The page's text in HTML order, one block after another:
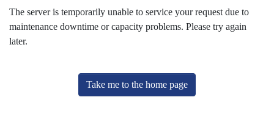
The server is temporarily unable to service your request due to
maintenance downtime or capacity problems. Please try again
later.
Take me to the home page